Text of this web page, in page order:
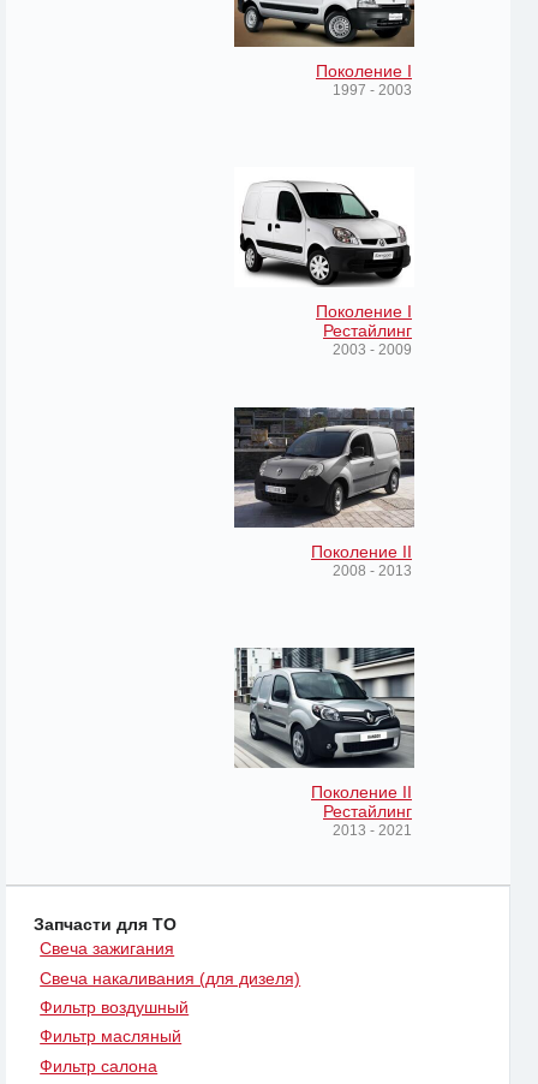
Поколение I
1997 - 2003
Поколение I
Рестайлинг
2003 - 2009
Поколение II
2008 - 2013
Поколение II
Рестайлинг
2013 - 2021
Запчасти для ТО
Свеча зажигания
Свеча накаливания (для дизеля)
Фильтр воздушный
Фильтр масляный
Фильтр салона